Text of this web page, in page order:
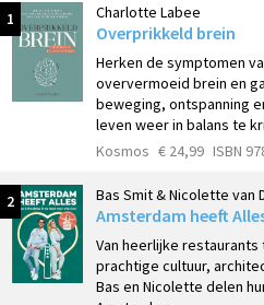
1 Charlotte Labee
Overprikkeld brein
Herken de symptomen
oververmoeid brein en
beweging, ontspanning
leven weer in balans te
Kosmos € 24,99 ISBN
2 Bas Smit & Nicolette van
Amsterdam heeft
Van heerlijke
prachtige cultuur,
Bas en Nicolette delen